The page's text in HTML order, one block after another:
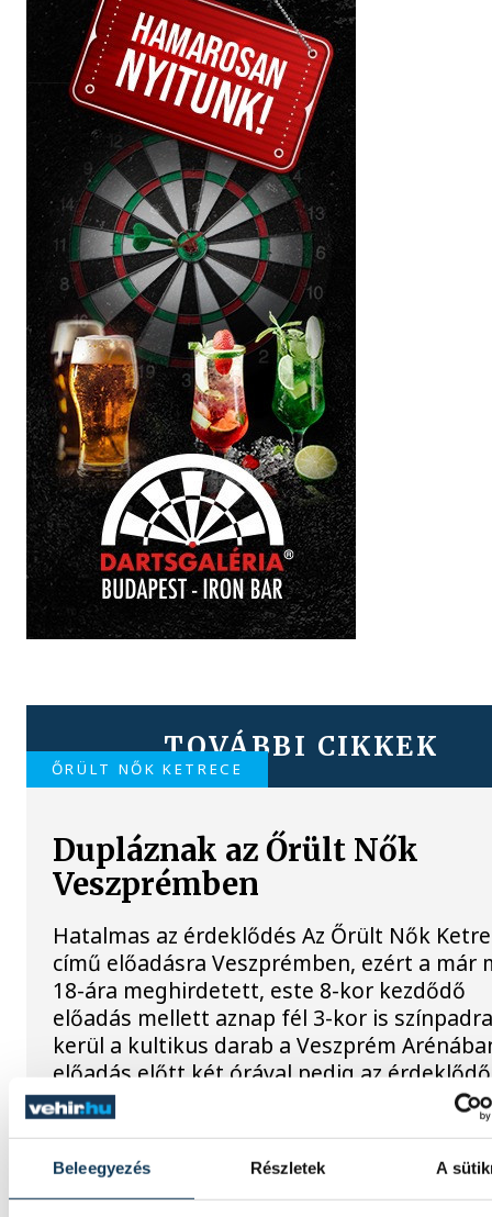
Beleegyezés Részletek A
TOVÁBBI CIKKEK
ŐRÜLT NŐK KETRECE
Dupláznak az Őrült Nők
Veszprémben
Hatalmas az érdeklődés Az Őrült Nők
című előadásra Veszprémben, ezért a már
18-ára meghirdetett, este 8-kor kezdődő
előadás mellett aznap fél 3-kor is
kerül a kultikus darab a Veszprém
előadás előtt két órával pedig az
szintén találkozhatnak a szereplőkkel és
betekinthetnek a kulisszák mögé is.
KÖZÉLET